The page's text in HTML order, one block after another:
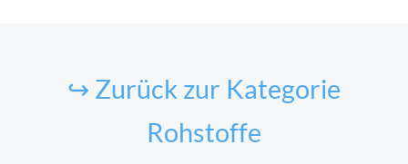
↪ Zurück zur Kategorie
Rohstoffe